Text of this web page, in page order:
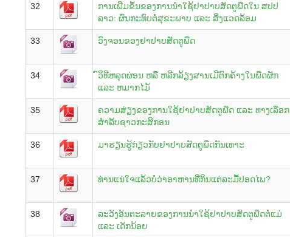
32
ການເພີ່ມຂຶ້ນຂອງການນຳໃຊ້ຢາປາບສັດຕູພືດໃນ ສປປ
ລາວ: ຜົນກະທົບຕໍ່ສຸຂະພາບ ແລະ ສິ່ງແວດລ້ອມ
33 ວົງຈອນຂອງຢາປາບສັດຕູພືດ
34
ົວິທີຫລຸດຜ່ອນ ຫລື ຫລີກລ້ຽງສານເມີຕົກຄ້າງໃນພືດຜັກ
ແລະ ຫມາກໄມ້
35
ຄວາມສ່ຽງຂອງການໃຊ້ຢາປາບສັດຕູພືດ ແລະ ທາງເລືອກ
ສຳລັບຊາວກະສິກອນ
36 ມາຮຽນຮູ້ກ່ຽວກັບຢາປາບສັດຕູພືດກັນເທາະ
37 ທ່ານແນ່ໃຈແລ້ວບໍ່ວ່າອາຫານທີ່ກິນແຕ່ລະມື້ປອດໄພ?
38
ລະວັງອັນຕະລາຍຂອງການນຳໃຊ້ຢາປາບສັດຕູພືດຕໍ່ແມ່
ແລະ ເດັກນ້ອຍ